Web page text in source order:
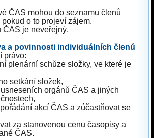
ČAS mohou do seznamu členů
o to projeví zájem.
ČAS je neveřejný.
a povinnosti individuálních členů
právo:
plenární schůze složky, ve které je
setkání složek,
orgánů ČAS a jiných
akcí ČAS a zúčastňovat se
za stanovenou cenu časopisy a
ČAS.